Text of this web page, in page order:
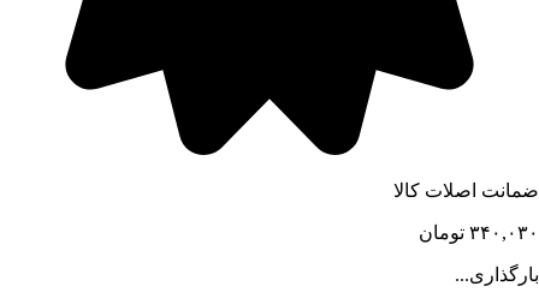
ضمانت اصلات کالا
۳۴۰,۰۳۰ تومان
بارگذاری...